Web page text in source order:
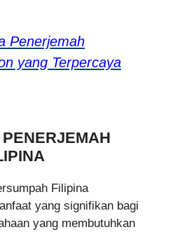
Penerjemah
yang Terpercaya
Filipina
yang signifikan bagi
yang membutuhkan